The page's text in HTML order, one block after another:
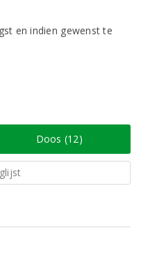
en indien gewenst te
Doos (12)